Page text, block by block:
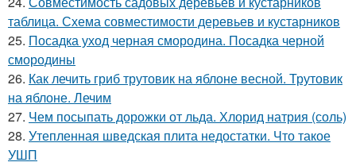
таблица. Схема совместимости деревьев и кустарников
25. Посадка уход черная смородина. Посадка черной
смородины
26. Как лечить гриб трутовик на яблоне весной. Трутовик
на яблоне. Лечим
27. Чем посыпать дорожки от льда. Хлорид натрия (соль)
28. Утепленная шведская плита недостатки. Что такое
УШП